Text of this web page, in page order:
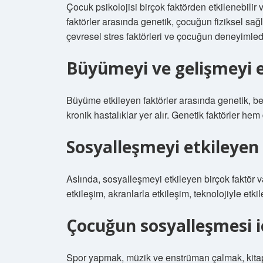
Çocuk psikolojisi birçok faktörden etkilenebilir
faktörler arasında genetik, çocuğun fiziksel
çevresel stres faktörleri ve çocuğun
Büyümeyi ve
Büyüme etkileyen faktörler arasında genetik,
kronik hastalıklar yer alır. Genetik faktörler
Sosyalleşmeyi
Aslında, sosyalleşmeyi etkileyen birçok faktör
etkileşim, akranlarla etkileşim, teknolojiyle
Çocuğun sosyalleşmesi
Spor yapmak, müzik ve enstrüman çalmak,